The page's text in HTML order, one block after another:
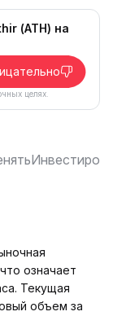
(ATH) на
целях.
означает
Текущая
объем за